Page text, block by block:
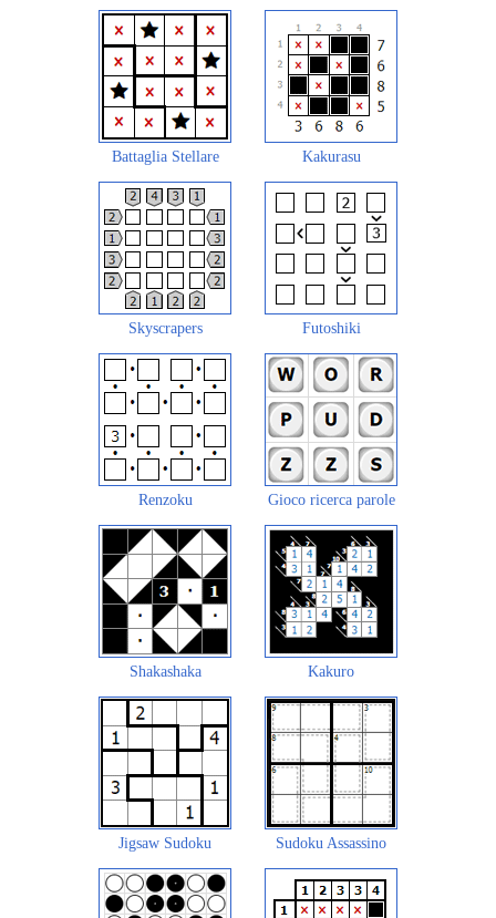
Battaglia Stellare Kakurasu
Skyscrapers Futoshiki
Renzoku Gioco ricerca parole
Shakashaka Kakuro
Jigsaw Sudoku Sudoku Assassino